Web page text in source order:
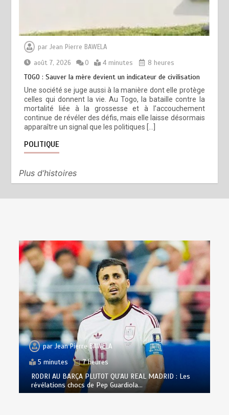
parJean Pierre BAWELA
août 7, 2026
0 4 minutes 8 heures
TOGO : Sauver la mère devient un indicateur de civilisation
Une société se juge aussi à la manière dont elle protège
celles qui donnent la vie. Au Togo, la bataille contre la
mortalité liée à la grossesse et à l’accouchement
continue de révéler des défis, mais elle laisse désormais
apparaître un signal que les politiques […]
POLITIQUE
Plus d’histoires
parJean Pierre BAWELA
5 minutes
7 heures
RODRI AU BARÇA PLUTOT QU’AU REAL MADRID : Les
révélations chocs de Pep Guardiola…